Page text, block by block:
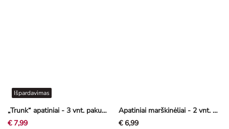
„Trunk“ apatiniai - 3 vnt. pakuotė
Išpardavimas
€ 7,99
Apatiniai marškinėliai - 2 vnt. pakuotė
€ 6,99